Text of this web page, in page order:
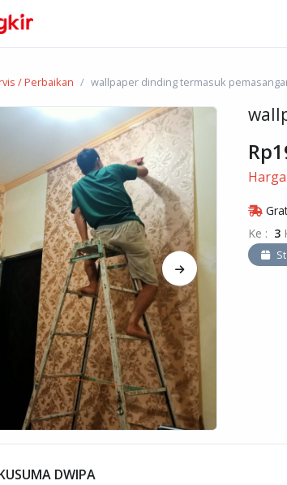
/ Perbaikan wallpaper dinding termasuk
Ke : 3
DWIPA